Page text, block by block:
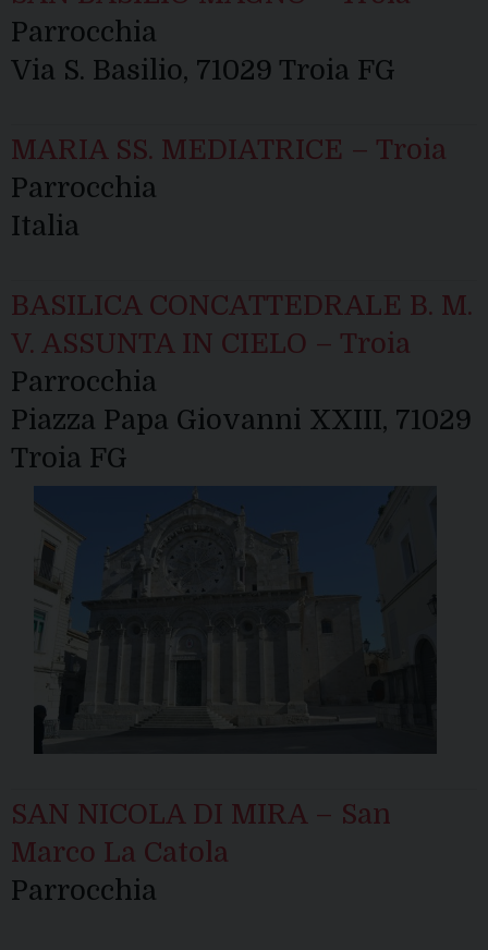
Parrocchia
Via S. Basilio, 71029 Troia FG
MARIA SS. MEDIATRICE – Troia
Parrocchia
Italia
BASILICA CONCATTEDRALE B. M.
V. ASSUNTA IN CIELO – Troia
Parrocchia
Piazza Papa Giovanni XXIII, 71029
Troia FG
SAN NICOLA DI MIRA – San
Marco La Catola
Parrocchia